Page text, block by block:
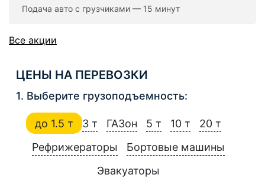
Подача авто с грузчиками — 15 минут
Все акции
ЦЕНЫ НА ПЕРЕВОЗКИ
1. Выберите грузоподъемность:
до 1.5 т 3 т ГАЗон 5 т 10 т
20 т
Рефрижераторы
Бортовые машины
Эвакуаторы